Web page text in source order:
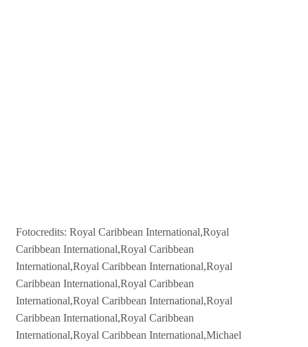
Fotocredits: Royal Caribbean International,Royal
Caribbean International,Royal Caribbean
International,Royal Caribbean International,Royal
Caribbean International,Royal Caribbean
International,Royal Caribbean International,Royal
Caribbean International,Royal Caribbean
International,Royal Caribbean International,Michael